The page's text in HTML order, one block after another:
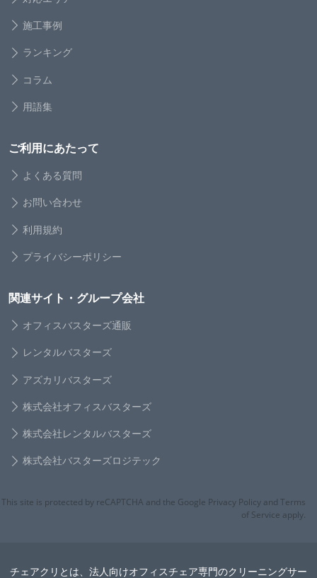
施工事例
ランキング
コラム
用語集
ご利用にあたって
よくある質問
お問い合わせ
利用規約
プライバシーポリシー
関連サイト・グループ会社
オフィスバスターズ通販
レンタルバスターズ
アズカリバスターズ
株式会社オフィスバスターズ
株式会社レンタルバスターズ
株式会社バスターズロジテック
This site is protected by reCAPTCHA and the Google Privacy Policy and Terms
of Service apply.
チェアクリとは、法人向けオフィスチェア専門のクリーニングサー